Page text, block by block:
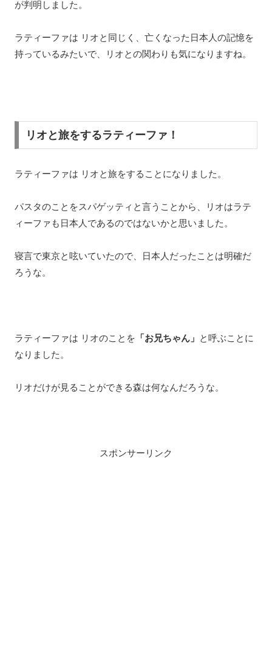
が判明しました。
ラティーファは リオと同じく、亡くなった日本人の記憶を
持っているみたいで、リオとの関わりも気になりますね。
リオと旅をするラティーファ！
ラティーファは リオと旅をすることになりました。
パスタのことをスパゲッティと言うことから、リオはラテ
ィーファも日本人であるのではないかと思いました。
寝言で東京と呟いていたので、日本人だったことは明確だ
ろうな。
ラティーファは リオのことを 「お兄ちゃん」 と呼ぶことに
なりました。
リオだけが見ることができる森は何なんだろうな。
スポンサーリンク